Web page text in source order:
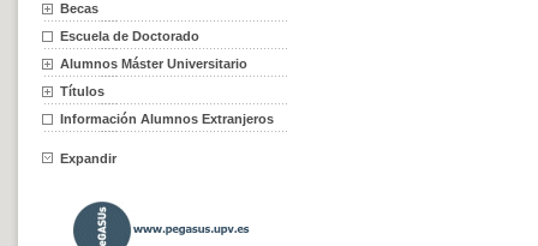
Becas
Escuela de Doctorado
Alumnos Máster Universitario
Títulos
Información Alumnos Extranjeros
Expandir